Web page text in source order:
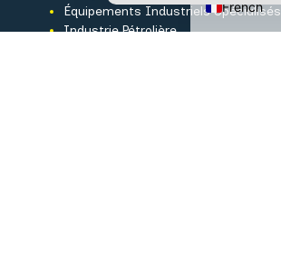
Équipements Industriels Spécialisés
Industrie Pétrolière
French